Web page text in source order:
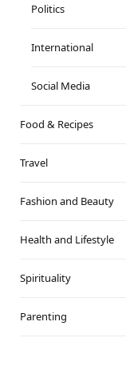
Politics
International
Social Media
Food & Recipes
Travel
Fashion and Beauty
Health and Lifestyle
Spirituality
Parenting